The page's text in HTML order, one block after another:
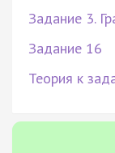
Задание 3.
Задание 16
Теория к